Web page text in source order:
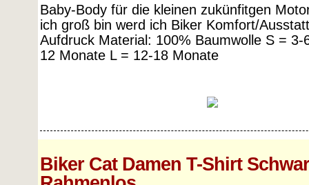
Baby-Body für die kleinen zukünfitgen
ich groß bin werd ich Biker Komfort/
Aufdruck Material: 100% Baumwolle S =
12 Monate L = 12-18 Monate
Biker Cat Damen T-Shirt